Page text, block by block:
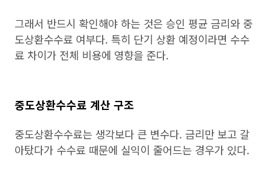
그래서 반드시 확인해야 하는 것은 승인 평균 금리와 중
도상환수수료 여부다. 특히 단기 상환 예정이라면 수수
료 차이가 전체 비용에 영향을 준다.
중도상환수수료 계산 구조
중도상환수수료는 생각보다 큰 변수다. 금리만 보고 갈
아탔다가 수수료 때문에 실익이 줄어드는 경우가 있다.